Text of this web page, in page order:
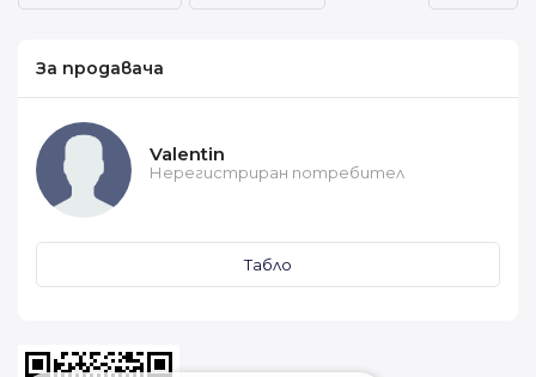
За продавача
Valentin
Нерегистриран потребител
Табло